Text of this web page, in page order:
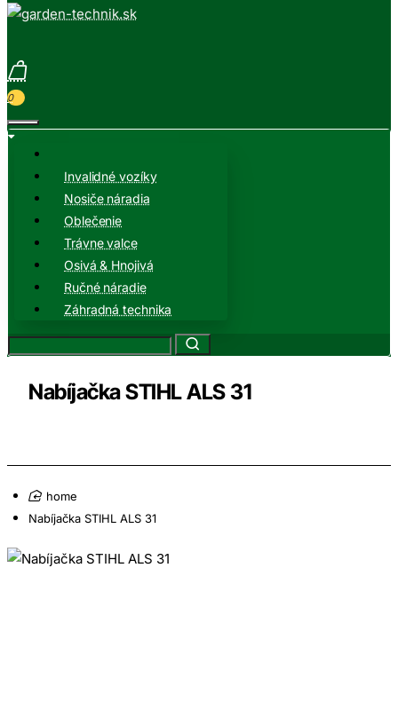
0
Invalidné vozíky
Nosiče náradia
Oblečenie
Trávne valce
Osivá & Hnojivá
Ručné náradie
Záhradná technika
Nabíjačka STIHL ALS 31
home
Nabíjačka STIHL ALS 31